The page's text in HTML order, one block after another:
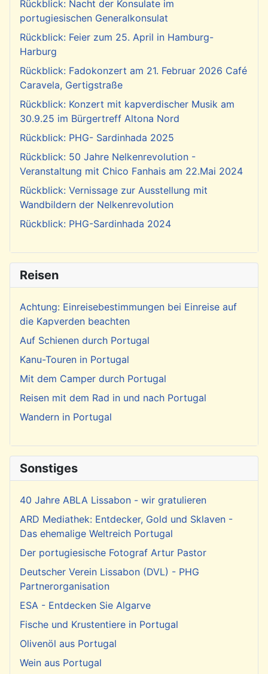
Rückblick: Nacht der Konsulate im
portugiesischen Generalkonsulat
Rückblick: Feier zum 25. April in Hamburg-
Harburg
Rückblick: Fadokonzert am 21. Februar 2026 Café
Caravela, Gertigstraße
Rückblick: Konzert mit kapverdischer Musik am
30.9.25 im Bürgertreff Altona Nord
Rückblick: PHG- Sardinhada 2025
Rückblick: 50 Jahre Nelkenrevolution -
Veranstaltung mit Chico Fanhais am 22.Mai 2024
Rückblick: Vernissage zur Ausstellung mit
Wandbildern der Nelkenrevolution
Rückblick: PHG-Sardinhada 2024
Reisen
Achtung: Einreisebestimmungen bei Einreise auf
die Kapverden beachten
Auf Schienen durch Portugal
Kanu-Touren in Portugal
Mit dem Camper durch Portugal
Reisen mit dem Rad in und nach Portugal
Wandern in Portugal
Sonstiges
40 Jahre ABLA Lissabon - wir gratulieren
ARD Mediathek: Entdecker, Gold und Sklaven -
Das ehemalige Weltreich Portugal
Der portugiesische Fotograf Artur Pastor
Deutscher Verein Lissabon (DVL) - PHG
Partnerorganisation
ESA - Entdecken Sie Algarve
Fische und Krustentiere in Portugal
Olivenöl aus Portugal
Wein aus Portugal